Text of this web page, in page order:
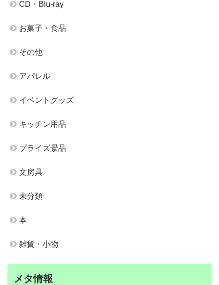
CD・Blu-ray
お菓子・食品
その他
アパレル
イベントグッズ
キッチン用品
プライズ景品
文房具
未分類
本
雑貨・小物
メタ情報